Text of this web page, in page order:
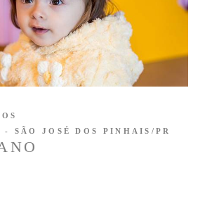
- SÃO JOSÉ DOS PINHAIS/PR